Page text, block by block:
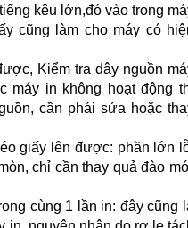
kêu lớn,đó vào trong
cũng làm cho máy có
Kiểm tra dây nguồn
máy in không hoạt động
cần phái sửa hoặc
giấy lên được: phần lớn
chỉ cần thay quả đào
cùng 1 lần in: đây cũng